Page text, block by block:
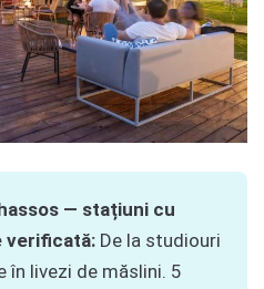
— stațiuni cu
verificată: De la studiouri
în livezi de măslini. 5